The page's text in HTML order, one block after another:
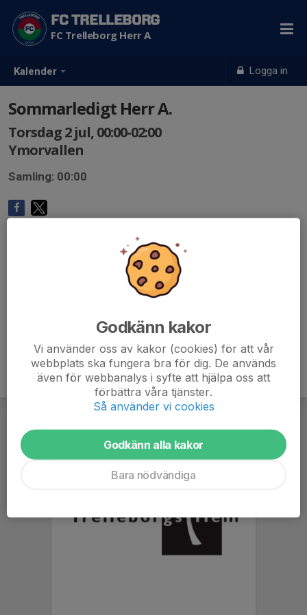
Kalender Logga in
FC TRELLEBORG
FC Trelleborg Herr A
Sommarledigt Herr A.
Torsdag 2 jul, 00:00-02:00
Ymorvallen
Samling: 00:00
Godkänn kakor
Vi använder oss av kakor (cookies) för att vår
webbplats ska fungera bra för dig. De används
även för webbanalys i syfte att hjälpa oss att
förbättra våra tjänster.
Så använder vi cookies
Godkänn alla kakor
Bara nödvändiga